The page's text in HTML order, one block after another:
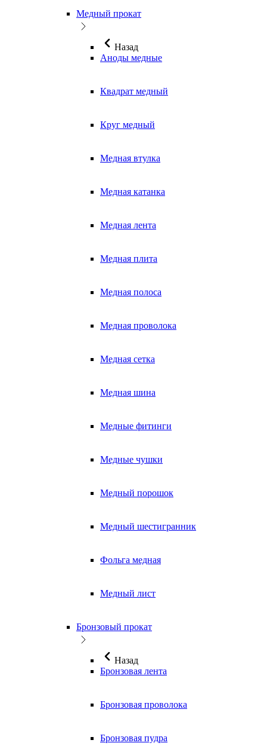
Медный прокат
Назад
Аноды медные
Квадрат медный
Круг медный
Медная втулка
Медная катанка
Медная лента
Медная плита
Медная полоса
Медная проволока
Медная сетка
Медная шина
Медные фитинги
Медные чушки
Медный порошок
Медный шестигранник
Фольга медная
Медный лист
Бронзовый прокат
Назад
Бронзовая лента
Бронзовая проволока
Бронзовая пудра